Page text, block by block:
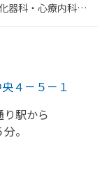
器科・​心療内科・​
４－５－１
り駅から
。